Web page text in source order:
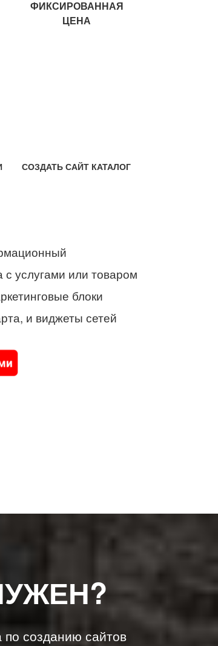
ФИКСИРОВАННАЯ
ЦЕНА
СОЗДАТЬ САЙТ КАТАЛОГ
услугами или товаром
блоки
и виджеты сетей
созданию сайтов